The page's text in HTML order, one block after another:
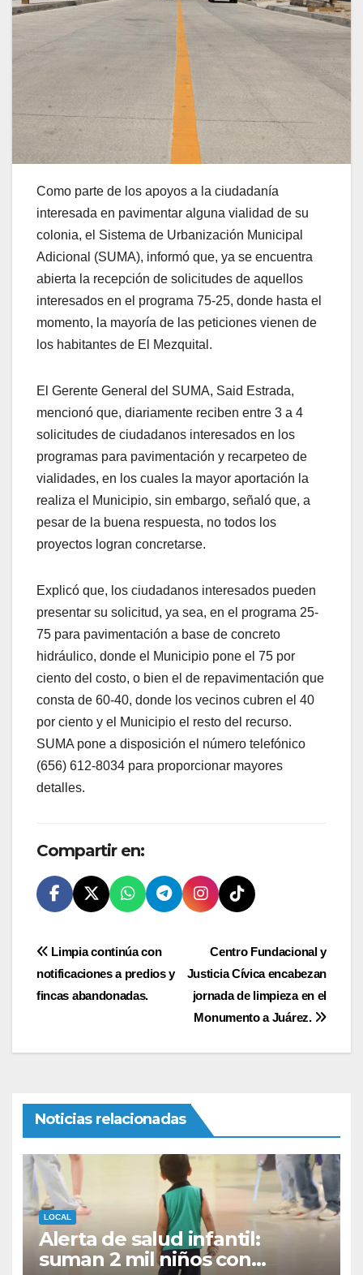
Como parte de los apoyos a la ciudadanía
interesada en pavimentar alguna vialidad de su
colonia, el Sistema de Urbanización Municipal
Adicional (SUMA), informó que, ya se encuentra
abierta la recepción de solicitudes de aquellos
interesados en el programa 75-25, donde hasta el
momento, la mayoría de las peticiones vienen de
los habitantes de El Mezquital.
El Gerente General del SUMA, Said Estrada,
mencionó que, diariamente reciben entre 3 a 4
solicitudes de ciudadanos interesados en los
programas para pavimentación y recarpeteo de
vialidades, en los cuales la mayor aportación la
realiza el Municipio, sin embargo, señaló que, a
pesar de la buena respuesta, no todos los
proyectos logran concretarse.
Explicó que, los ciudadanos interesados pueden
presentar su solicitud, ya sea, en el programa 25-
75 para pavimentación a base de concreto
hidráulico, donde el Municipio pone el 75 por
ciento del costo, o bien el de repavimentación que
consta de 60-40, donde los vecinos cubren el 40
por ciento y el Municipio el resto del recurso.
SUMA pone a disposición el número telefónico
(656) 612-8034 para proporcionar mayores
detalles.
Compartir en:
Navegación
de
Centro Fundacional y
Justicia Cívica encabezan
jornada de limpieza en el
Monumento a Juárez.
Limpia continúa con
notificaciones a predios y
fincas abandonadas.
Noticias relacionadas
LOCAL
Alerta de salud infantil:
suman 2 mil niños con